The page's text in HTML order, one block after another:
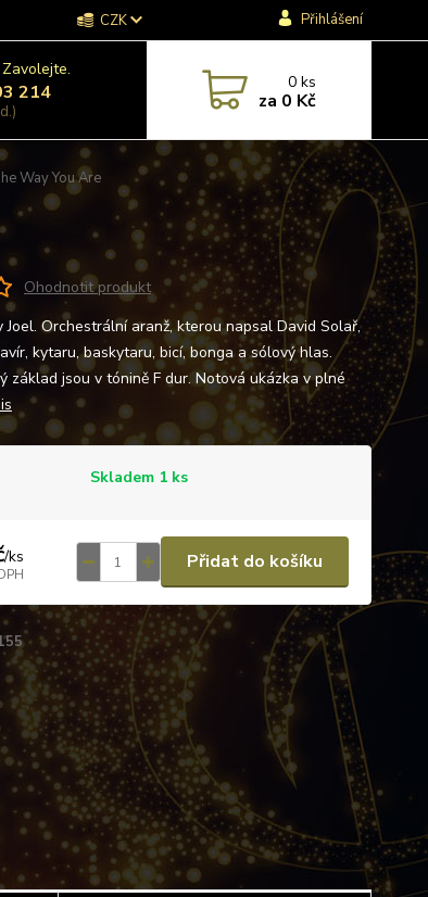
CZK Přihlášení
214 0ks
za 0 Kč
Way You Are
Ohodnotit produkt
Joel. Orchestrální aranž, kterou napsal David Solař,
kytaru, baskytaru, bicí, bonga a sólový hlas.
základ jsou v tónině F dur. Notová ukázka v plné
Skladem 1 ks
/ks Přidat do košíku